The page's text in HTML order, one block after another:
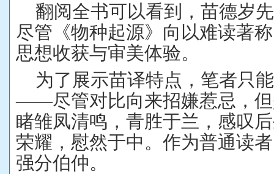
翻阅全书可以看到，苗德岁
尽管《物种起源》向以难读著
思想收获与审美体验。
为了展示苗译特点，笔者只
——尽管对比向来招嫌惹忌，
睹雏凤清鸣，青胜于兰，感叹
荣耀，慰然于中。作为普通读
强分伯仲。